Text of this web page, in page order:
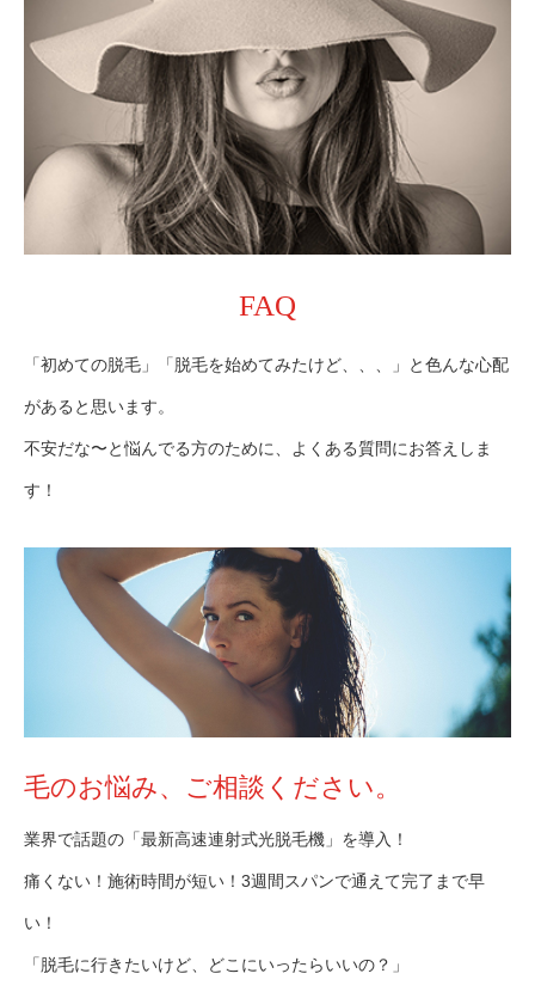
FAQ
「初めての脱毛」「脱毛を始めてみたけど、、、」と色んな心配
があると思います。
不安だな〜と悩んでる方のために、よくある質問にお答えしま
す！
毛のお悩み、ご相談ください。
業界で話題の「最新高速連射式光脱毛機」を導入！
痛くない！施術時間が短い！3週間スパンで通えて完了まで早
い！
「脱毛に行きたいけど、どこにいったらいいの？」